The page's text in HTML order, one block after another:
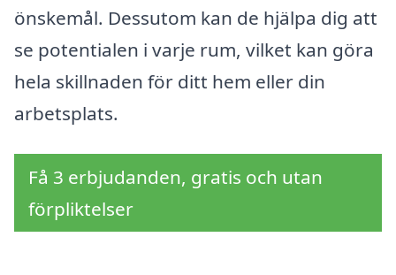
önskemål. Dessutom kan de hjälpa dig att
se potentialen i varje rum, vilket kan göra
hela skillnaden för ditt hem eller din
arbetsplats.
Få 3 erbjudanden, gratis och utan
förpliktelser